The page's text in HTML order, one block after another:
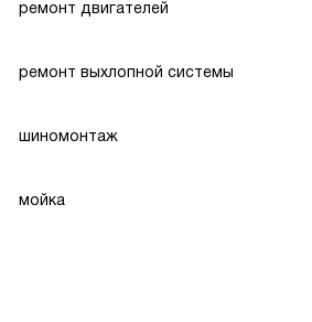
ремонт двигателей
ремонт выхлопной системы
шиномонтаж
мойка